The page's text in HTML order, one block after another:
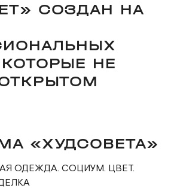
СОЗДАН НА
НЕ
«ХУДСОВЕТА»
ОДЕЖДА. СОЦИУМ. ЦВЕТ.